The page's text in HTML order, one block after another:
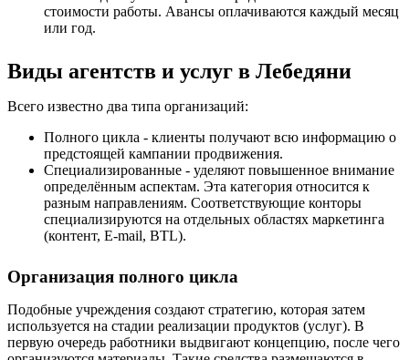
стоимости работы. Авансы оплачиваются каждый месяц
или год.
Виды агентств и услуг в Лебедяни
Всего известно два типа организаций:
Полного цикла - клиенты получают всю информацию о
предстоящей кампании продвижения.
Специализированные - уделяют повышенное внимание
определённым аспектам. Эта категория относится к
разным направлениям. Соответствующие конторы
специализируются на отдельных областях маркетинга
(контент, E-mail, BTL).
Организация полного цикла
Подобные учреждения создают стратегию, которая затем
используется на стадии реализации продуктов (услуг). В
первую очередь работники выдвигают концепцию, после чего